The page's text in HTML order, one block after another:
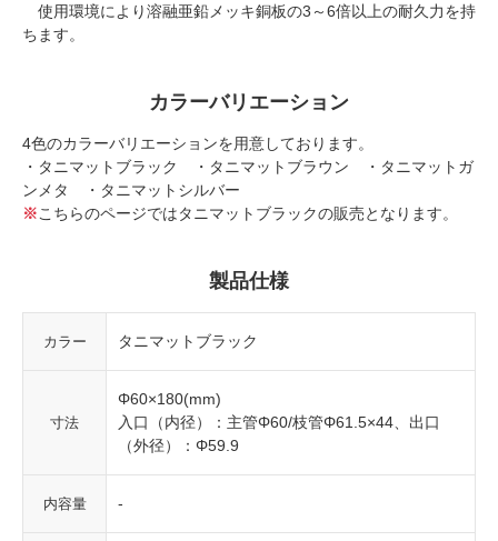
使用環境により溶融亜鉛メッキ銅板の3～6倍以上の耐久力を持
ちます。
カラーバリエーション
4色のカラーバリエーションを用意しております。
・タニマットブラック ・タニマットブラウン ・タニマットガ
ンメタ ・タニマットシルバー
※こちらのページではタニマットブラックの販売となります。
製品仕様
カラー タニマットブラック
寸法
Φ60×180(mm)
入口（内径）：主管Φ60/枝管Φ61.5×44、出口
（外径）：Φ59.9
内容量 -